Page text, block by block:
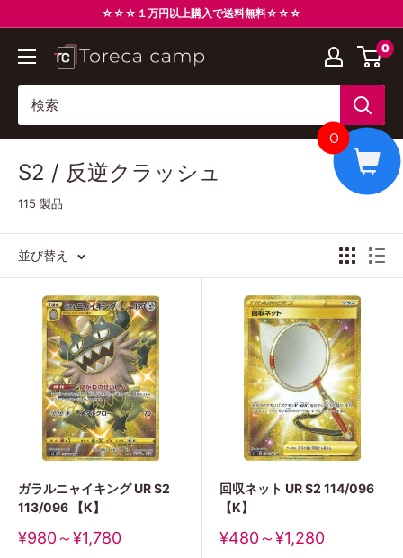
☆☆☆１万円以上購入で送料無料☆☆☆
ト
カ
キ
ン
プ
0
S2 / 反逆クラッシュ
115 製品
並び替え
ガラルニャイキング UR S2
113/096 【K】
販
¥980～¥1,780
回収ネット UR S2 114/096
【K】
販
¥480～¥1,280
0